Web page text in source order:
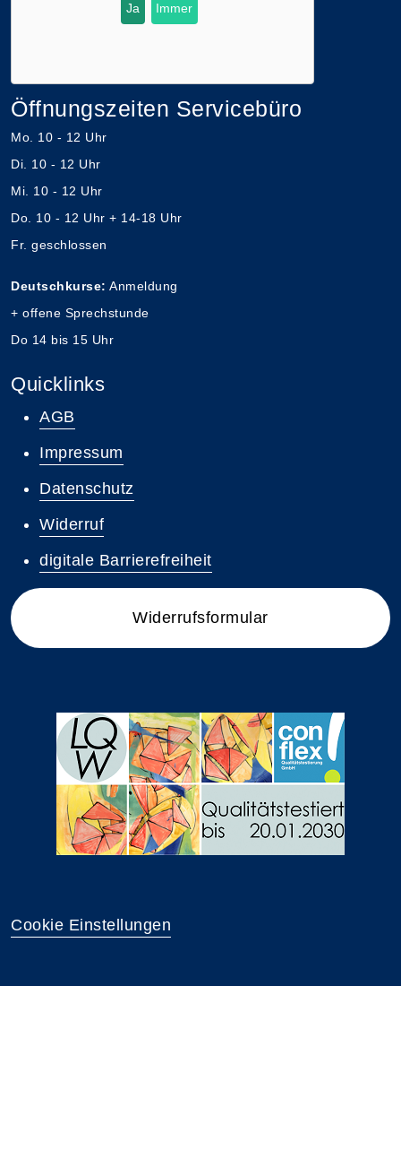
Ja Immer
Öffnungszeiten Servicebüro
Mo. 10 - 12 Uhr
Di. 10 - 12 Uhr
Mi. 10 - 12 Uhr
Do. 10 - 12 Uhr + 14-18 Uhr
Fr. geschlossen
Deutschkurse: Anmeldung
+ offene Sprechstunde
Do 14 bis 15 Uhr
Quicklinks
AGB
Impressum
Datenschutz
Widerruf
digitale Barrierefreiheit
Widerrufsformular
Cookie Einstellungen